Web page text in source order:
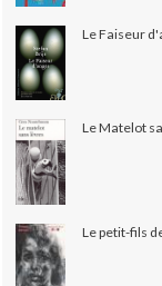
Le Faiseur
Le Matelot
Le petit-fils